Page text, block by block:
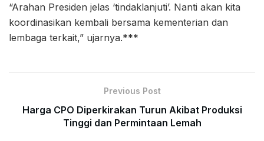
“Arahan Presiden jelas ‘tindaklanjuti’. Nanti akan kita
koordinasikan kembali bersama kementerian dan
lembaga terkait,” ujarnya.***
Previous Post
Harga CPO Diperkirakan Turun Akibat Produksi
Tinggi dan Permintaan Lemah